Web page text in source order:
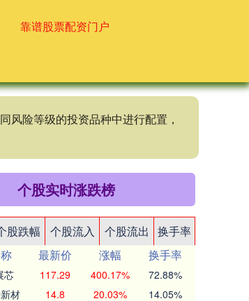
靠谱股票配资门户
风险等级的投资品种中进行配置，
个股实时涨跌榜
股跌幅 个股流入 个股流出
换手率
最新价 涨幅
换手率
芯 117.29 400.17% 72.88%
材 14.8 20.03% 14.05%